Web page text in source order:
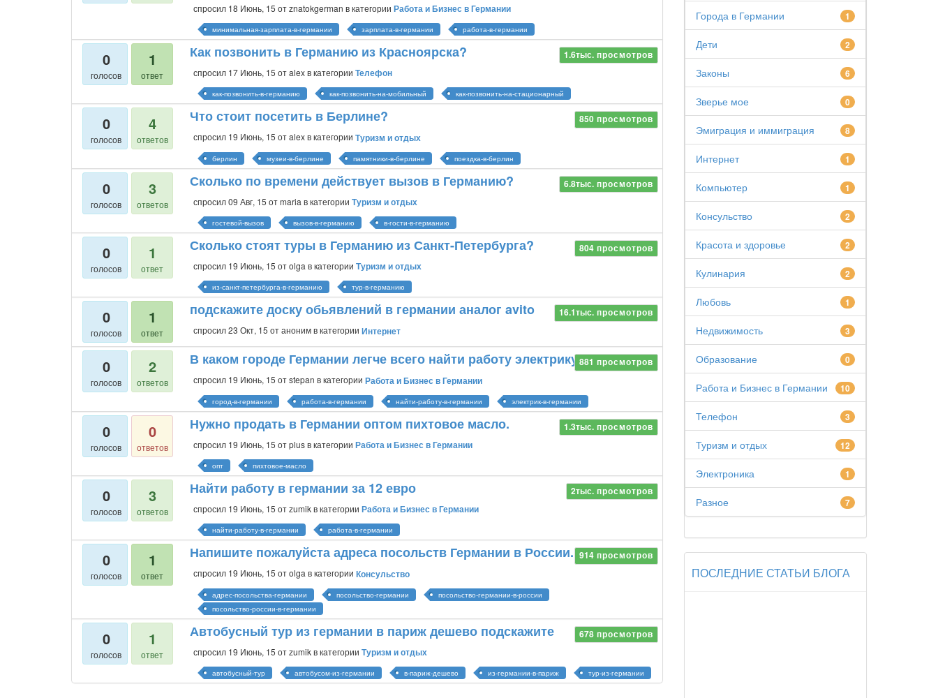
спросил 18 Июнь, 15 отznatokgerman в категорииРабота и Бизнес в Германии
минимальная-зарплата-в-германии зарплата-в-германии работа-в-германии
0
голосов
1
ответ
1.6тыс. просмотров
Как позвонить в Германию из Красноярска?
спросил 17 Июнь, 15 отalexв категорииТелефон
как-позвонить-в-германию как-позвонить-на-мобильный как-позвонить-на-стационарный
0
голосов
4
ответов
850 просмотров
Что стоит посетить в Берлине?
спросил 19 Июнь, 15 отalexв категорииТуризм и отдых
берлин музеи-в-берлине памятники-в-берлине поездка-в-берлин
0
голосов
3
ответов
6.8тыс. просмотров
Сколько по времени действует вызов в Германию?
спросил09 Авг, 15 отmaria в категорииТуризм и отдых
гостевой-вызов вызов-в-германию в-гости-в-германию
0
голосов
1
ответ
804 просмотров
Сколько стоят туры в Германию из Санкт-Петербурга?
спросил 19 Июнь, 15 отolga в категорииТуризм и отдых
из-санкт-петербурга-в-германию тур-в-германию
0
голосов
1
ответ
16.1тыс. просмотров
подскажите доску обьявлений в германии аналог avito
спросил23 Окт, 15 отанонимв категорииИнтернет
0
голосов
2
ответов
881 просмотров
В каком городе Германии легче всего найти работу электрику?
спросил 19 Июнь, 15 отstepan в категорииРабота и Бизнес в Германии
город-в-германии работа-в-германии найти-работу-в-германии электрик-в-германии
0
голосов
0
ответов
1.3тыс. просмотров
Нужно продать в Германии оптом пихтовое масло.
спросил 19 Июнь, 15 отplusв категорииРабота и Бизнес в Германии
опт пихтовое-масло
0
голосов
3
ответов
2тыс. просмотров
Найти работу в германии за 12 евро
спросил 19 Июнь, 15 отzumikв категорииРабота и Бизнес в Германии
найти-работу-в-германии работа-в-германии
0
голосов
1
ответ
914 просмотров
Напишите пожалуйста адреса посольств Германии в России.
спросил 19 Июнь, 15 отolgaв категорииКонсульство
адрес-посольства-германии посольство-германии
посольство-германии-в-россии
посольство-россии-в-германии
0
голосов
1
ответ
678 просмотров
Автобусный тур из германии в париж дешево подскажите
спросил 19 Июнь, 15 отzumikв категорииТуризм и отдых
автобусный-тур автобусом-из-германии в-париж-дешево из-германии-в-париж тур-из-германии
Города в Германии 1
Дети 2
Законы 6
Зверье мое 0
Эмиграция и иммиграция 8
Интернет 1
Компьютер 1
Консульство 2
Красота и здоровье 2
Кулинария 2
Любовь 1
Недвижимость 3
Образование 0
Работа и Бизнес в Германии 10
Телефон 3
Туризм и отдых 12
Электроника 1
Разное 7
ПОСЛЕДНИЕ СТАТЬИ БЛОГА